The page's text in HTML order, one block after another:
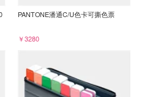
PANTONE潘通C/U色卡可撕色票
￥3280